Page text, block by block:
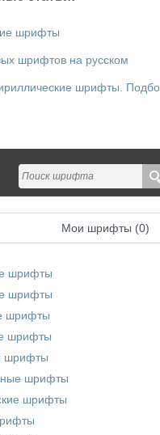
шрифты
шрифтов на русском
шрифты.
Мои шрифты (0)
шрифты
шрифты
шрифты
шрифты
шрифты
шрифты
шрифты